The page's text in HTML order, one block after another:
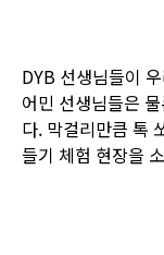
DYB 선생님들이
어민 선생님들은
다. 막걸리만큼 톡
들기 체험 현장을